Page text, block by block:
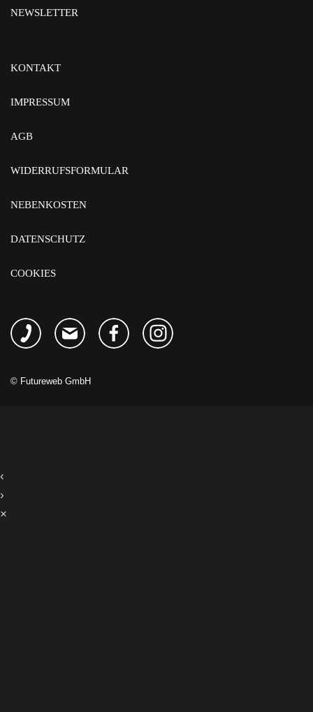
NEWSLETTER
KONTAKT
IMPRESSUM
AGB
WIDERRUFSFORMULAR
NEBENKOSTEN
DATENSCHUTZ
COOKIES
© Futureweb GmbH
‹
›
×